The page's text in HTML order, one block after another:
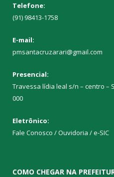
Telefone:
(91) 98413-1758
E-mail:
pmsantacruzarari@gmail.com
Presencial:
Travessa lídia leal s/n – centro –
000
Eletrônico:
Fale Conosco / Ouvidoria / e-SIC
COMO CHEGAR NA